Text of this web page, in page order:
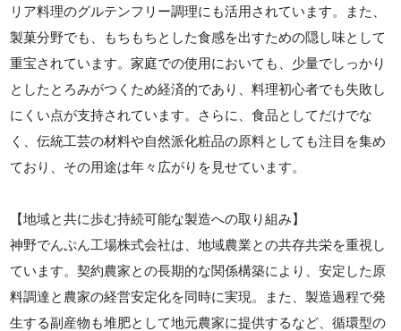
リア料理のグルテンフリー調理にも活用されています。また、
製菓分野でも、もちもちとした食感を出すための隠し味として
重宝されています。家庭での使用においても、少量でしっかり
としたとろみがつくため経済的であり、料理初心者でも失敗し
にくい点が支持されています。さらに、食品としてだけでな
く、伝統工芸の材料や自然派化粧品の原料としても注目を集め
ており、その用途は年々広がりを見せています。
【地域と共に歩む持続可能な製造への取り組み】
神野でんぷん工場株式会社は、地域農業との共存共栄を重視し
ています。契約農家との長期的な関係構築により、安定した原
料調達と農家の経営安定化を同時に実現。また、製造過程で発
生する副産物も堆肥として地元農家に提供するなど、循環型の